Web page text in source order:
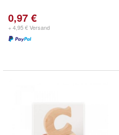
0,97 €
+ 4,95 € Versand